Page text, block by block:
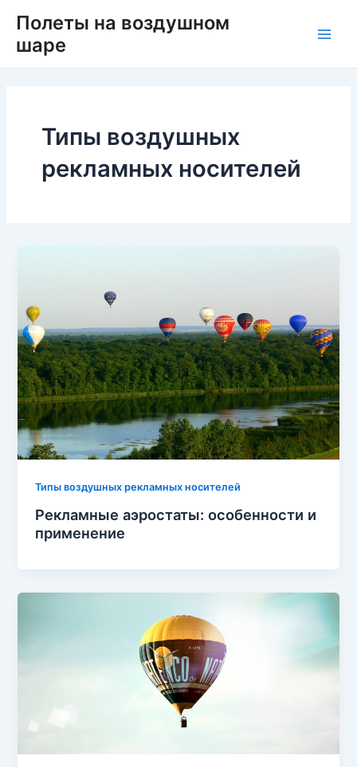
содержимому
Полеты на воздушном
шаре
Типы воздушных
рекламных носителей
Типы воздушных рекламных носителей
Рекламные аэростаты: особенности и
применение